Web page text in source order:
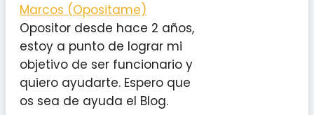
Marcos (Opositame)
Opositor desde hace 2 años,
estoy a punto de lograr mi
objetivo de ser funcionario y
quiero ayudarte. Espero que
os sea de ayuda el Blog.